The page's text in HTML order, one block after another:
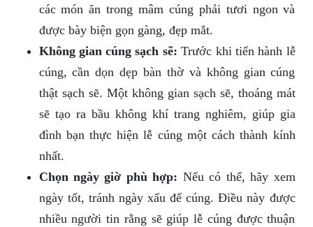
các món ăn trong mâm cúng phải tươi ngon và
được bày biện gọn gàng, đẹp mắt.
Không gian cúng sạch sẽ: Trước khi tiến hành lễ
cúng, cần dọn dẹp bàn thờ và không gian cúng
thật sạch sẽ. Một không gian sạch sẽ, thoáng mát
sẽ tạo ra bầu không khí trang nghiêm, giúp gia
đình bạn thực hiện lễ cúng một cách thành kính
nhất.
Chọn ngày giờ phù hợp: Nếu có thể, hãy xem
ngày tốt, tránh ngày xấu để cúng. Điều này được
nhiều người tin rằng sẽ giúp lễ cúng được thuận